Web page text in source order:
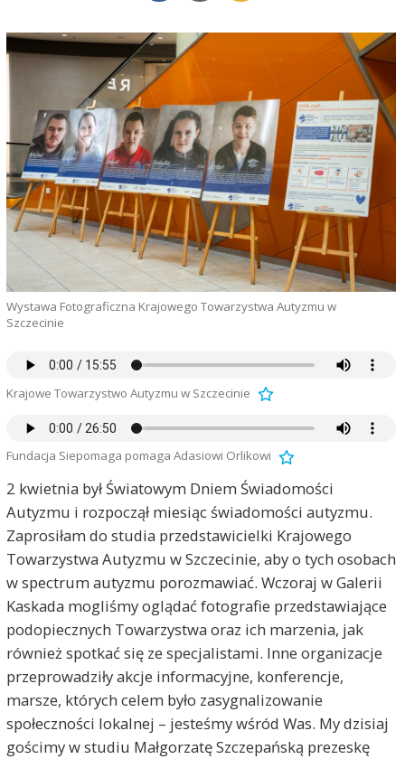
Wystawa Fotograficzna Krajowego Towarzystwa Autyzmu w
Szczecinie
Krajowe Towarzystwo Autyzmu w Szczecinie
Fundacja Siepomaga pomaga Adasiowi Orlikowi
2 kwietnia był Światowym Dniem Świadomości
Autyzmu i rozpoczął miesiąc świadomości autyzmu.
Zaprosiłam do studia przedstawicielki Krajowego
Towarzystwa Autyzmu w Szczecinie, aby o tych osobach
w spectrum autyzmu porozmawiać. Wczoraj w Galerii
Kaskada mogliśmy oglądać fotografie przedstawiające
podopiecznych Towarzystwa oraz ich marzenia, jak
również spotkać się ze specjalistami. Inne organizacje
przeprowadziły akcje informacyjne, konferencje,
marsze, których celem było zasygnalizowanie
społeczności lokalnej – jesteśmy wśród Was. My dzisiaj
gościmy w studiu Małgorzatę Szczepańską prezeskę